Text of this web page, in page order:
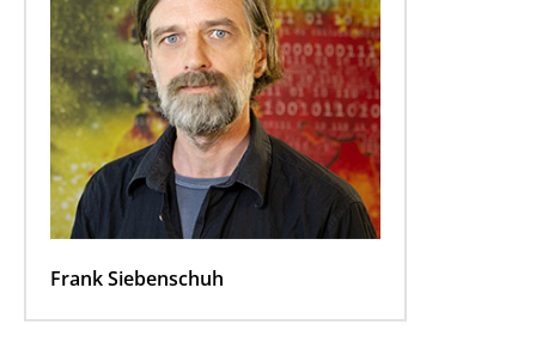
Frank Siebenschuh